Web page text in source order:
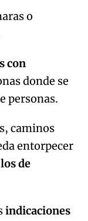
o
con
donde se
personas.
caminos
entorpecer
de
indicaciones